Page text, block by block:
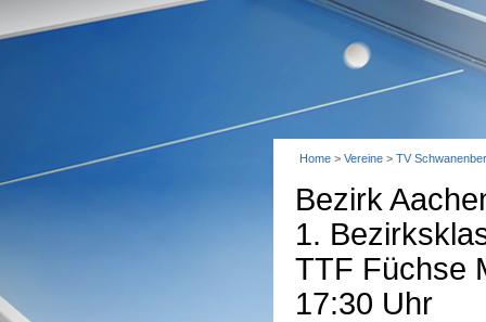
Home > Vereine > TV
Bezirk
1.
TTF Füchse
17:30 Uhr